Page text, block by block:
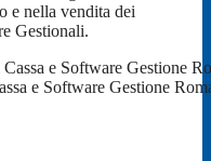
e nella vendita dei
Gestionali.
e Software Gestione